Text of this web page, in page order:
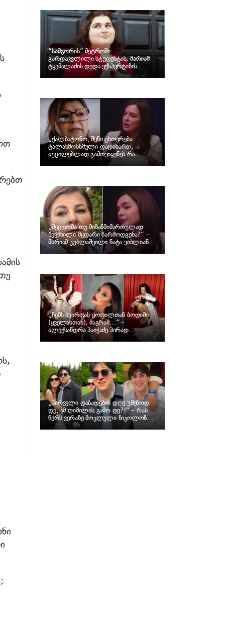
“სამგორის” მეტროში
გარდაცვლილი სტუდენტის, მარიამ
ტყემალაძის დედა ექსპერტიზის
პასუხს აქვეყნებს – რა გახდა გოგონას
„ქალბატონო, შენი ცხოვრება
ტალახმოსხმული დადიხართ,
აუცილებლად გამოვიყენებ რა
ინფორმაციაც მაქვს“… – რა
„შეცდომა თუ მიზანმიმართულად
შექმნილი მცდარი წარმოდგენა?“ –
მარიამ კუბლაშვილი ნატა ვიბლიანის
საქმეზე ვიდეომიმართვას ავრცელებს
„ჩემს ძვირფას ყოფილთან ბოდიში
(ყველასთან), მაგრამ…“ –
ალექსანდრა პაიჭაძე პირად
„პირველი დაბადების დღე უშენოდ
დე, ამ ღიმილის გამო დე?!“ – რას
წერს ვერაზე მოკლული ნიკოლოზ
ღუნაშვილის დედა